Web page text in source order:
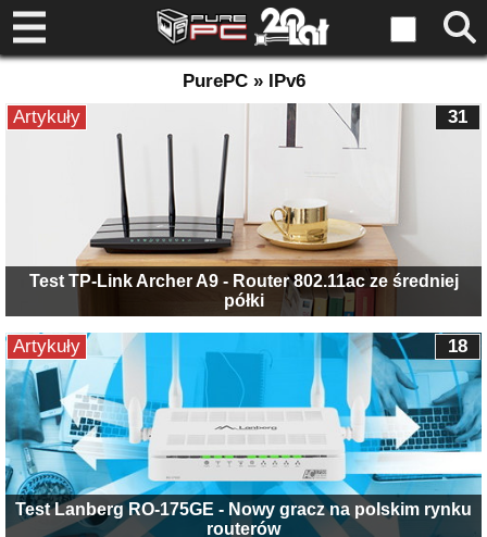
PurePC » IPv6
Test TP-Link Archer A9 - Router 802.11ac ze średniej
półki
31
Artykuły
Test Lanberg RO-175GE - Nowy gracz na polskim rynku
routerów
18
Artykuły